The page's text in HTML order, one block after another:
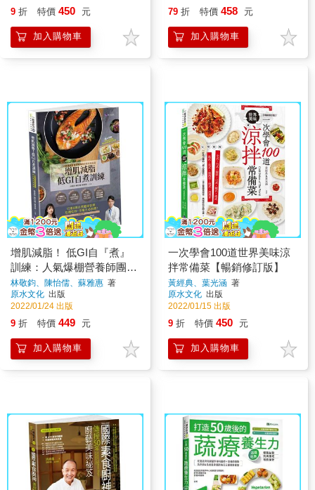
9 折 特價 450 元
加入購物車
79 折 特價 458 元
加入購物車
增肌減脂！ 低GI自『煮』
訓練：人氣爆棚營養師團隊
教你靠吃就能瘦
林敬鈞、陳怡儒、蘇雅惠 著
原水文化 出版
2022/01/24 出版
9 折 特價 449 元
加入購物車
一次學會100道世界美味涼
拌常備菜【暢銷修訂版】
黃經典、葉光涵 著
原水文化 出版
2022/01/15 出版
9 折 特價 450 元
加入購物車